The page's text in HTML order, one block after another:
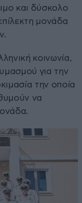
και δύσκολο
μονάδα
κοινωνία,
για την
την οποία
να